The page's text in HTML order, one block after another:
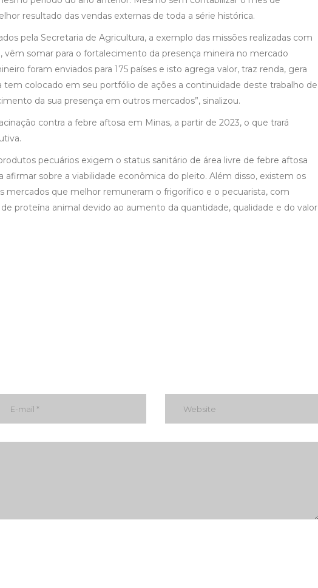
resultado das vendas externas de toda a série histórica.
pela Secretaria de Agricultura, a exemplo das missões realizadas com
vêm somar para o fortalecimento da presença mineira no mercado
foram enviados para 175 países e isto agrega valor, traz renda, gera
tem colocado em seu portfólio de ações a continuidade deste trabalho de
da sua presença em outros mercados”, sinalizou.
contra a febre aftosa em Minas, a partir de 2023, o que trará
pecuários exigem o status sanitário de área livre de febre aftosa
afirmar sobre a viabilidade econômica do pleito. Além disso, existem os
mercados que melhor remuneram o frigorífico e o pecuarista, com
proteína animal devido ao aumento da quantidade, qualidade e do valor